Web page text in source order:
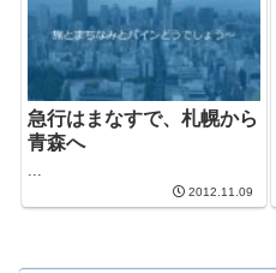
急行はまなすで、札幌から
青森へ
2012.11.09